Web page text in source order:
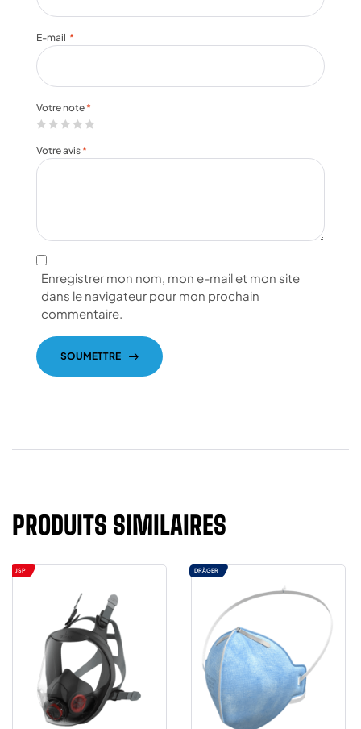
Votre note *
Votre avis *
E-mail *
Enregistrer mon nom, mon e-mail et mon site
dans le navigateur pour mon prochain
commentaire.
SOUMETTRE
PRODUITS SIMILAIRES
JSP DRÄGER